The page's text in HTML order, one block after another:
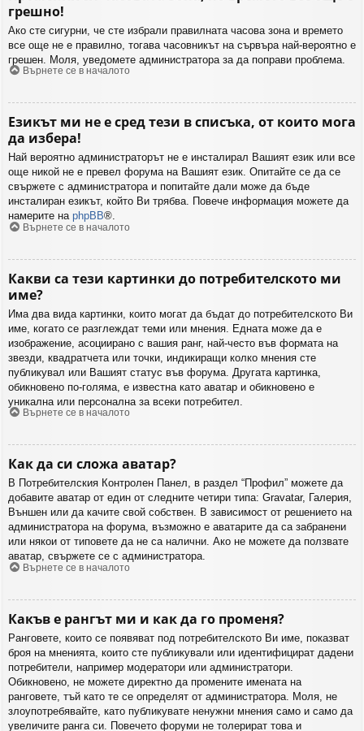
грешно!
Ако сте сигурни, че сте избрали правилната часова зона и времето
все още не е правилно, тогава часовникът на сървъра най-вероятно е
грешен. Моля, уведомете администратора за да поправи проблема.
Върнете се в началото
Езикът ми не е сред тези в списъка, от които мога
да избера!
Най вероятно администраторът не е инсталирал Вашият език или все
още никой не е превел форума на Вашият език. Опитайте се да се
свържете с администратора и попитайте дали може да бъде
инсталиран езикът, който Ви трябва. Повече информация можете да
намерите на phpBB®.
Върнете се в началото
Какви са тези картинки до потребителското ми
име?
Има два вида картинки, които могат да бъдат до потребителското Ви
име, когато се разглеждат теми или мнения. Едната може да е
изображение, асоциирано с вашия ранг, най-често във формата на
звезди, квадратчета или точки, индикиращи колко мнения сте
публикувал или Вашият статус във форума. Другата картинка,
обикновено по-голяма, е известна като аватар и обикновено е
уникална или персонална за всеки потребител.
Върнете се в началото
Как да си сложа аватар?
В Потребителския Контролен Панел, в раздел “Профил” можете да
добавите аватар от един от следните четири типа: Gravatar, Галерия,
Външен или да качите свой собствен. В зависимост от решението на
администратора на форума, възможно е аватарите да са забранени
или някои от типовете да не са налични. Ако не можете да ползвате
аватар, свържете се с администратора.
Върнете се в началото
Какъв е рангът ми и как да го променя?
Ранговете, които се появяват под потребителското Ви име, показват
броя на мненията, които сте публикували или идентифицират дадени
потребители, например модератори или администратори.
Обикновено, не можете директно да промените имената на
ранговете, тъй като те се определят от администратора. Моля, не
злоупотребявайте, като публикувате ненужни мнения само и само да
увеличите ранга си. Повечето форуми не толерират това и